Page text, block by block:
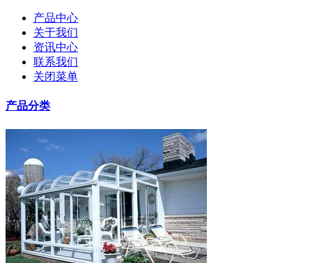
产品中心
关于我们
资讯中心
联系我们
关闭菜单
产品分类